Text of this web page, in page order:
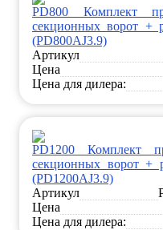
PD800 Комплект
секционных ворот +
(PD800AJ3.9)
Артикул
Цена
Цена для дилера:
PD1200 Комплект
секционных ворот +
(PD1200AJ3.9)
Артикул
Цена
Цена для дилера: